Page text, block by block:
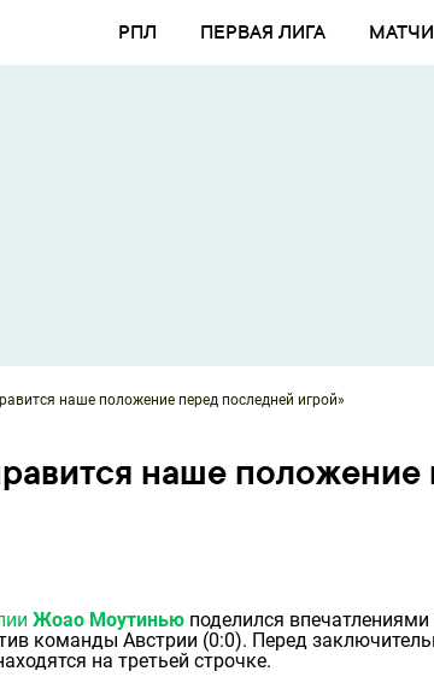
РПЛ ПЕРВАЯ ЛИГА МАТЧИ
наше положение перед последней игрой»
наше положение
Жоао Моутинью поделился
команды Австрии (0:0). Перед
на третьей строчке.